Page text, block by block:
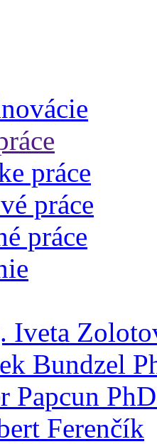
práce
práce
práce
Iveta
Bundzel
Papcun
Ferenčík